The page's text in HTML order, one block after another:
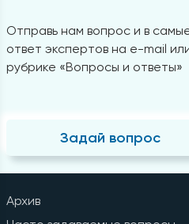
Отправь нам вопрос и в
ответ экспертов на e-mail
рубрике «Вопросы и ответы»
Задай вопрос
Архив